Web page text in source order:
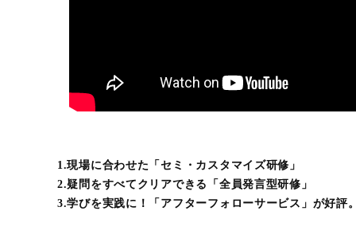
1.現場に合わせた「セミ・カスタマイズ研修」
2.疑問をすべてクリアできる「全員発言型研修」
3.学びを実践に！「アフターフォローサービス」が好評